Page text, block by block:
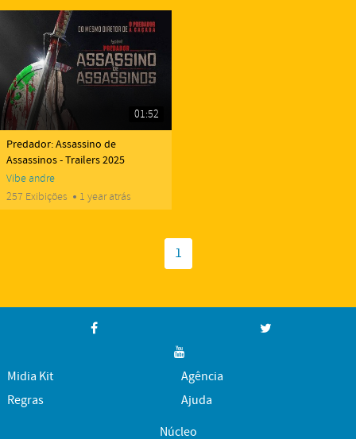
yes
01:52
Predador: Assassino de
Assassinos - Trailers 2025
Vibe andre
257 Exibições
1 year atrás
1
Midia Kit
Agência
Regras
Ajuda
Núcleo